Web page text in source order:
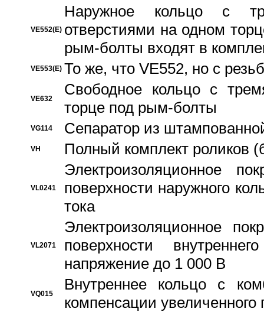
VE552(E)
Наружное кольцо с
отверстиями на одном
рым-болты входят в
VE553(E) То же, что VE552, но с
VE632
Свободное кольцо с
торце под рым-болты
VG114 Сепаратор из
VH Полный комплект роликов
VL0241
Электроизоляционное
поверхности наружного
тока
VL2071
Электроизоляционное
поверхности
напряжение до 1 000 В
VQ015
Bнутреннее кольцо с
компенсации увеличенного